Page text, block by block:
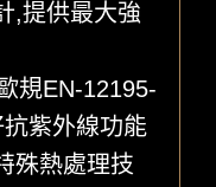
,提供最大強
規EN-12195-
紫外線功能
殊熱處理技